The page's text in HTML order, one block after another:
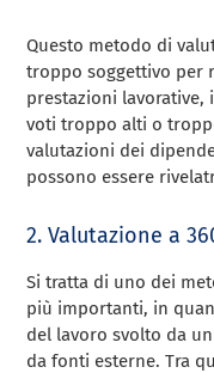
Questo metodo di
troppo soggettivo per
prestazioni
voti troppo alti o
valutazioni dei
possono essere
2. Valutazione a
Si tratta di uno dei
più importanti, in
del lavoro svolto da
da fonti esterne. Tra